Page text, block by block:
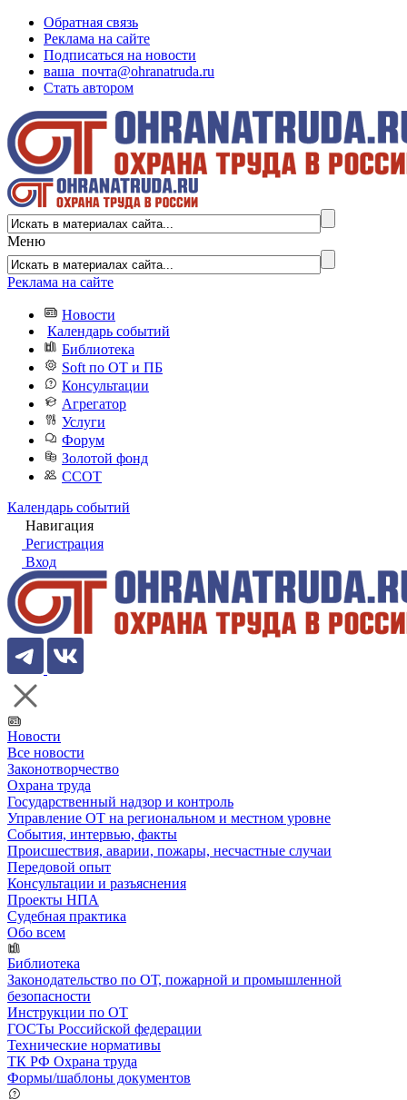
Обратная связь
Реклама на сайте
Подписаться на новости
ваша_почта@ohranatruda.ru
Стать автором
Меню
Реклама на сайте
Новости
Календарь событий
Библиотека
Soft по ОТ и ПБ
Консультации
Агрегатор
Услуги
Форум
Золотой фонд
ССОТ
Календарь событий
Навигация
Регистрация
Вход
Новости
Все новости
Законотворчество
Охрана труда
Государственный надзор и контроль
Управление ОТ на региональном и местном уровне
События, интервью, факты
Происшествия, аварии, пожары, несчастные случаи
Передовой опыт
Консультации и разъяснения
Проекты НПА
Судебная практика
Обо всем
Библиотека
Законодательство по ОТ, пожарной и промышленной
безопасности
Инструкции по ОТ
ГОСТы Российской федерации
Технические нормативы
ТК РФ Охрана труда
Формы/шаблоны документов